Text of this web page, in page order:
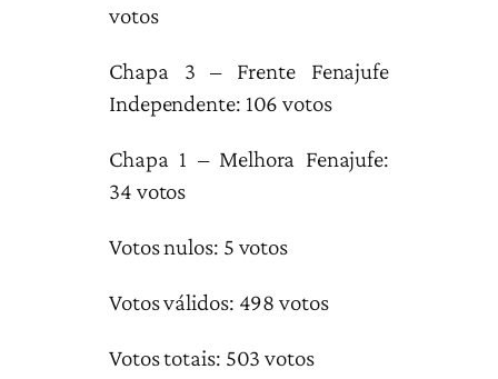
votos
Chapa 3 – Frente Fenajufe
Independente: 106 votos
Chapa 1 – Melhora Fenajufe:
34 votos
Votos nulos: 5 votos
Votos válidos: 498 votos
Votos totais: 503 votos